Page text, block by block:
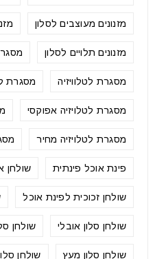
מזנונים מעוצבים לסלון
מזנונים תלויים לסלון
מסגרת לטלוויזיה מסגרת
מסגרת לטלויזיה אפוקסי
מסגרת לטלויזיה מחיר
פינת אוכל פינתית שולחן
שולחן זכוכית לפינת אוכל
שולחן סלון אובלי שולחן
שולחן סלון מעץ שולחן